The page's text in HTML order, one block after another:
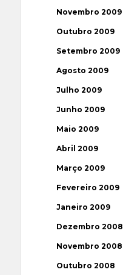
Novembro 2009
Outubro 2009
Setembro 2009
Agosto 2009
Julho 2009
Junho 2009
Maio 2009
Abril 2009
Março 2009
Fevereiro 2009
Janeiro 2009
Dezembro 2008
Novembro 2008
Outubro 2008